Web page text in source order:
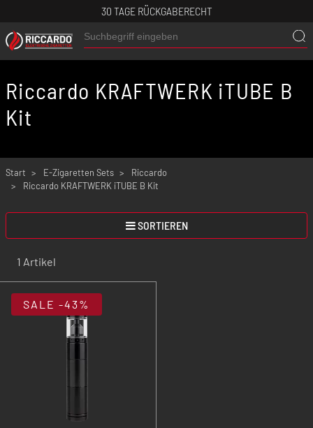
30 TAGE RÜCKGABERECHT
Riccardo KRAFTWERK iTUBE B
Kit
Start E-Zigaretten Sets
Riccardo
Riccardo KRAFTWERK iTUBE B Kit
SORTIEREN
1 Artikel
SALE -43%